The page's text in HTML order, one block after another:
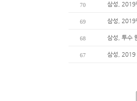
70 삼성, 2019
69 삼성, 2019
68 삼성, 투수
67 삼성, 2019